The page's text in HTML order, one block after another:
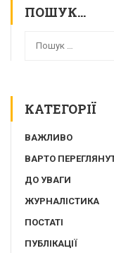
ПОШУК…
КАТЕГОРІЇ
ВАЖЛИВО
ВАРТО
ДО УВАГИ
ЖУРНАЛІСТИКА
ПОСТАТІ
ПУБЛІКАЦІЇ